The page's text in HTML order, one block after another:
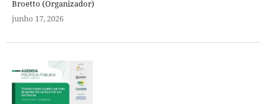
Broetto (Organizador)
junho 17, 2026